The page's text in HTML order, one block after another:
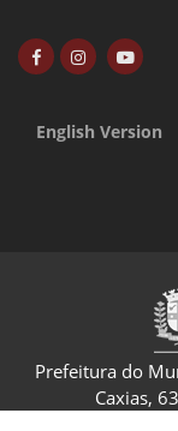
English Version
Prefeitura do
Caxias,